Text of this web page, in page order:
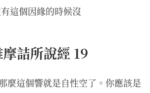
這個因緣的時候沒
摩詰所說經 19
麼這個響就是自性空了。你應該是